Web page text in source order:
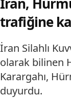
trafiğine
İran Silahlı
olarak bilinen
Karargahı,
duyurdu.